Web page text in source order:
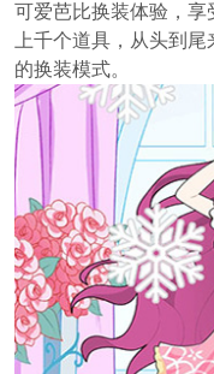
可爱芭比换装体验，
上千个道具，从头到
的换装模式。